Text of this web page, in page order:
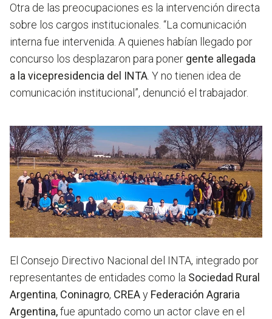
Otra de las preocupaciones es la intervención directa
sobre los cargos institucionales. “La comunicación
interna fue intervenida. A quienes habían llegado por
concurso los desplazaron para poner gente allegada
a la vicepresidencia del INTA . Y no tienen idea de
comunicación institucional”, denunció el trabajador.
El Consejo Directivo Nacional del INTA, integrado por
representantes de entidades como la Sociedad Rural
Argentina, Coninagro, CREAy Federación Agraria
Argentina,fue apuntado como un actor clave en el